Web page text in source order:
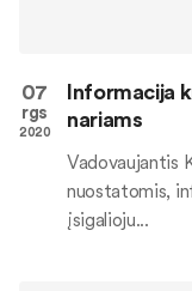
07
rgs
2020
Informacija
nariams
Vadovaujantis
nuostatomis,
įsigalioju...